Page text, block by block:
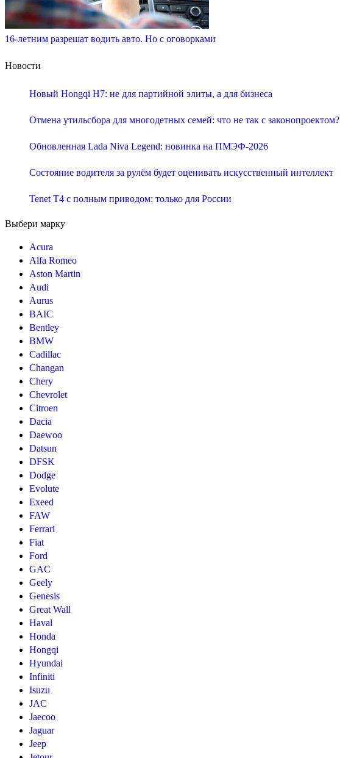
16-летним разрешат водить авто. Но с оговорками
Новости
Новый Hongqi H7: не для партийной элиты, а для бизнеса
Отмена утильсбора для многодетных семей: что не так с законопроектом?
Обновленная Lada Niva Legend: новинка на ПМЭФ-2026
Состояние водителя за рулём будет оценивать искусственный интеллект
Tenet T4 с полным приводом: только для России
Выбери марку
Acura
Alfa Romeo
Aston Martin
Audi
Aurus
BAIC
Bentley
BMW
Cadillac
Changan
Chery
Chevrolet
Citroen
Dacia
Daewoo
Datsun
DFSK
Dodge
Evolute
Exeed
FAW
Ferrari
Fiat
Ford
GAC
Geely
Genesis
Great Wall
Haval
Honda
Hongqi
Hyundai
Infiniti
Isuzu
JAC
Jaecoo
Jaguar
Jeep